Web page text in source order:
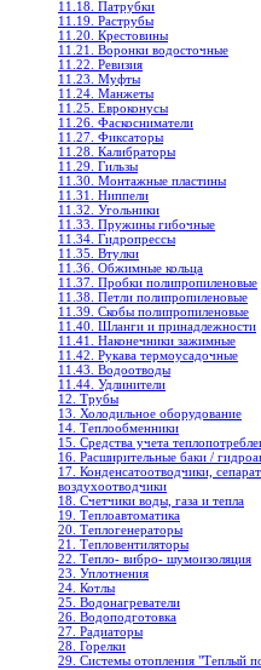
11.18. Патрубки
11.19. Раструбы
11.20. Крестовины
11.21. Воронки водосточные
11.22. Ревизия
11.23. Муфты
11.24. Манжеты
11.25. Евроконусы
11.26. Фаскосниматели
11.27. Фиксаторы
11.28. Калибраторы
11.29. Гильзы
11.30. Монтажные пластины
11.31. Ниппели
11.32. Угольники
11.33. Пружины гибочные
11.34. Гидропрессы
11.35. Втулки
11.36. Обжимные кольца
11.37. Пробки полипропиленовые
11.38. Петли полипропиленовые
11.39. Скобы полипропиленовые
11.40. Шланги и принадлежности
11.41. Наконечники зажимные
11.42. Рукава термоусадочные
11.43. Водоотводы
11.44. Удлинители
12. Трубы
13. Холодильное oборудование
14. Теплообменники
15. Средства учета
16. Расширительные баки /
17. Конденсатоотводчики,
воздухоотводчики
18. Счетчики воды, газа и тепла
19. Теплоавтоматика
20. Теплогенераторы
21. Тепловентиляторы
22. Тепло- вибро- шумоизоляция
23. Уплотнения
24. Котлы
25. Водонагреватели
26. Водоподготовка
27. Радиаторы
28. Горелки
29. Системы отопления "Теплый